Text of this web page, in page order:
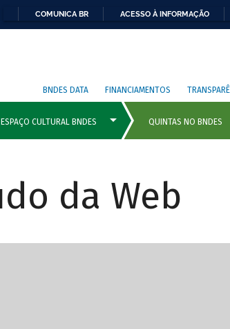
COMUNICA BR ACESSO À INFORMAÇÃO
BNDES DATA FINANCIAMENTOS
da Web
com